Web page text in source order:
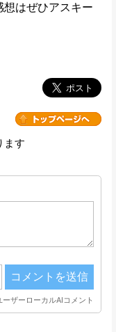
はぜひアスキー
ます